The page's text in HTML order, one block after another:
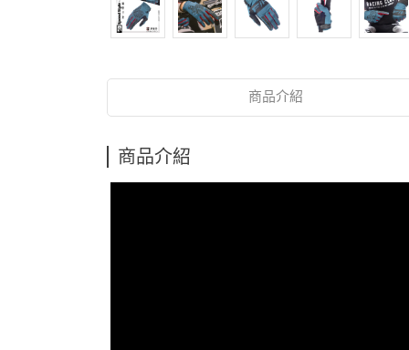
商品介紹
商品介紹